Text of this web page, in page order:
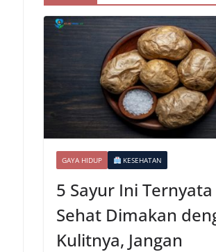
GAYA HIDUP KESEHATAN
5 Sayur Ini
Sehat Dimakan
Kulitnya, Jangan